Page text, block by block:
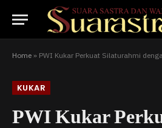
Home » PWI Kukar Perkuat Silaturahmi dengan Sultan Kutai,
KUKAR
PWI Kukar